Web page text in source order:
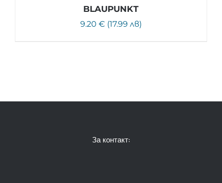
BLAUPUNKT
9.20 € (17.99 лв)
За контакт: